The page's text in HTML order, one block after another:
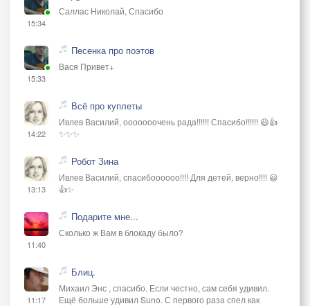
15:34
Саллас Николай, Спасибо
15:33
Песенка про поэтов
Вася Привет+
14:22
Всё про куплеты
Ивлев Василий, ооооооочень рада!!!!!! Спасибо!!!!!! 😃👍
✨✨✨
13:13
Робот Зина
Ивлев Василий, спасибоооооо!!!! Для детей, верно!!!! 😃
👍✨
11:40
Подарите мне...
Сколько ж Вам в блокаду было?
11:17
Блиц.
Михаил Энс , спасибо. Если честно, сам себя удивил.
Ещё больше удивил Suno. С первого раза спел как